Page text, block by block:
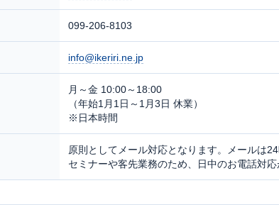
099-206-8103
info@ikeriri.ne.jp
月～金 10:00～18:00
（年始1月1日～1月3日 休業）
※日本時間
原則としてメール対応となります。メールは24
セミナーや客先業務のため、日中のお電話対